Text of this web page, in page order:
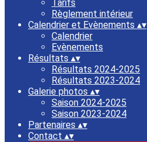
Tarifs
Règlement intérieur
Calendrier et Evènements ▴▾
Calendrier
Evènements
Résultats ▴▾
Résultats 2024-2025
Résultats 2023-2024
Galerie photos ▴▾
Saison 2024-2025
Saison 2023-2024
Partenaires ▴▾
Contact ▴▾